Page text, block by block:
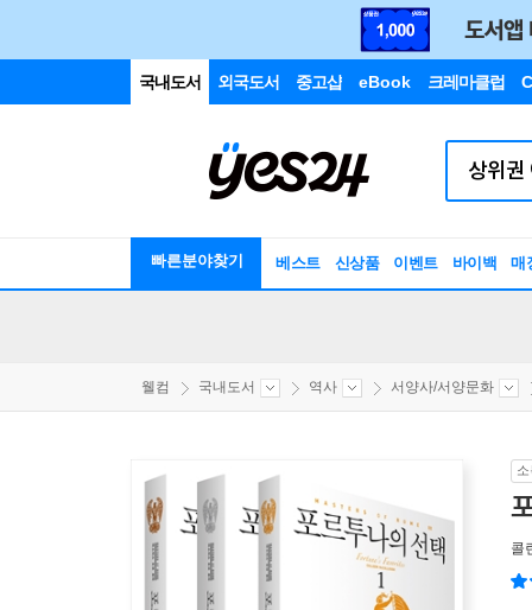
국내도서 외국도서 중고샵 eBook 크레마클럽
빠른분야찾기 베스트 신상품 이벤트 바이백 매
웰컴 국내도서 역사 서양사/서양문화
콜